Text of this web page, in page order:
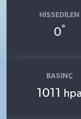
HISSEDILEN
0°
BASINÇ
1011 hpa